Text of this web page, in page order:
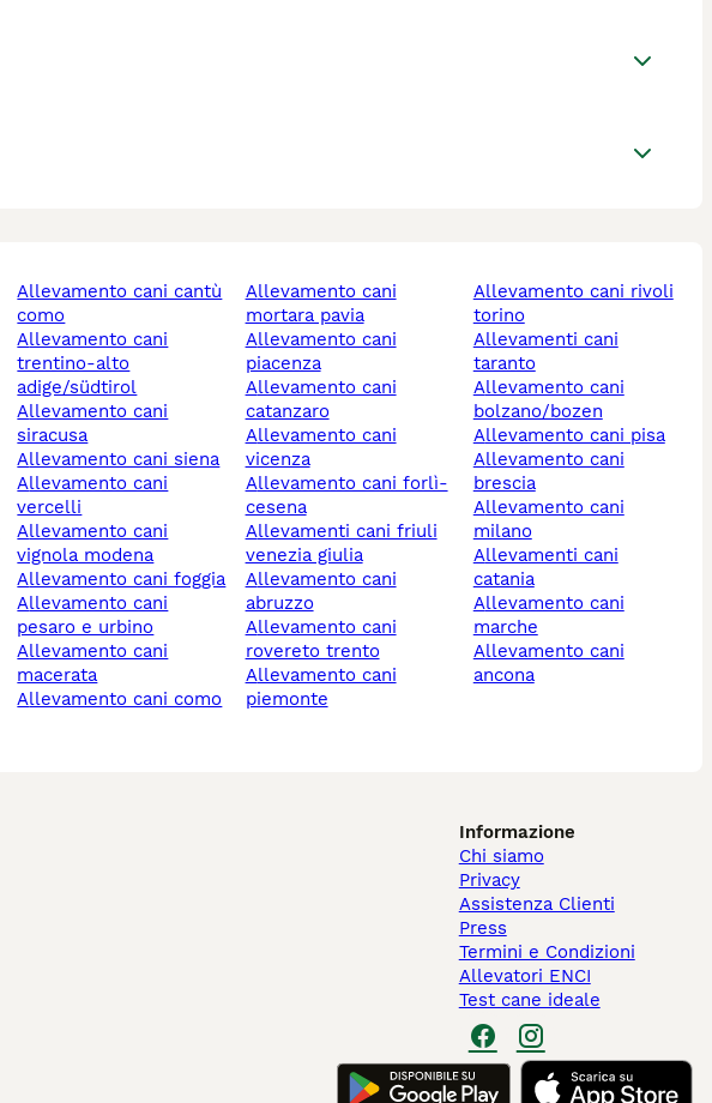
allevamento cani cantù
como
allevamento cani
trentino-alto
adige/südtirol
allevamento cani
siracusa
allevamento cani siena
allevamento cani
vercelli
allevamento cani
vignola modena
allevamento cani foggia
allevamento cani
pesaro e urbino
allevamento cani
macerata
allevamento cani como
allevamento cani
mortara pavia
allevamento cani
piacenza
allevamento cani
catanzaro
allevamento cani
vicenza
allevamento cani forlì-
cesena
allevamenti cani friuli
venezia giulia
allevamento cani
abruzzo
allevamento cani
rovereto trento
allevamento cani
piemonte
allevamento cani rivoli
torino
allevamenti cani
taranto
allevamento cani
bolzano/bozen
allevamento cani pisa
allevamento cani
brescia
allevamento cani
milano
allevamenti cani
catania
allevamento cani
marche
allevamento cani
ancona
Informazione
Chi siamo
Privacy
Assistenza Clienti
Press
Termini e Condizioni
Allevatori ENCI
Test cane ideale